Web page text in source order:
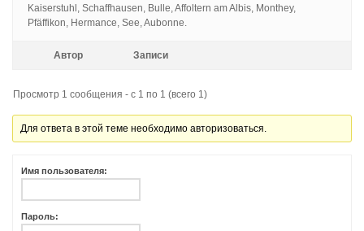
Kaiserstuhl, Schaffhausen, Bulle, Affoltern am Albis, Monthey,
Pfäffikon, Hermance, See, Aubonne.
Автор Записи
Просмотр 1 сообщения - с 1 по 1 (всего 1)
Для ответа в этой теме необходимо авторизоваться.
Имя пользователя:
Пароль: